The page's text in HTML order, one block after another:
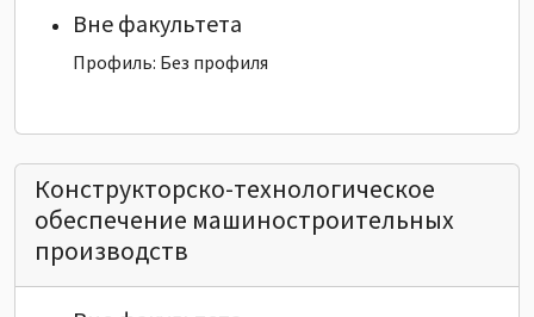
Вне факультета
Профиль: Без профиля
Конструкторско-технологическое
обеспечение машиностроительных
производств